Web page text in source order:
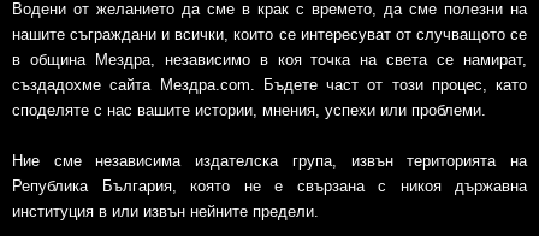
Водени от желанието да сме в крак с времето, да сме полезни на
нашите съграждани и всички, които се интересуват от случващото се
в община Мездра, независимо в коя точка на света се намират,
създадохме сайта Мездра.com. Бъдете част от този процес, като
споделяте с нас вашите истории, мнения, успехи или проблеми.
Ние сме независима издателска група, извън територията на
Република България, която не е свързана с никоя държавна
институция в или извън нейните предели.